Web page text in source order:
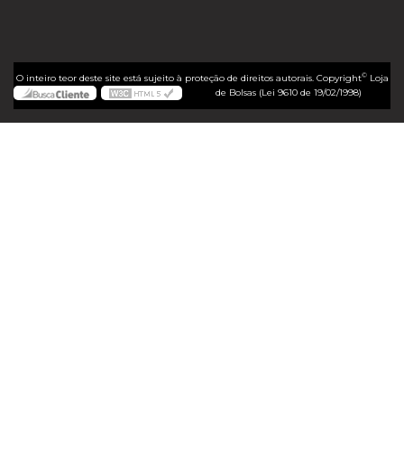
O inteiro teor deste site está sujeito à proteção de direitos autorais. Copyright©Loja
de Bolsas (Lei 9610 de 19/02/1998)